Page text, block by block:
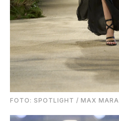
FOTO: SPOTLIGHT / MAX MARA